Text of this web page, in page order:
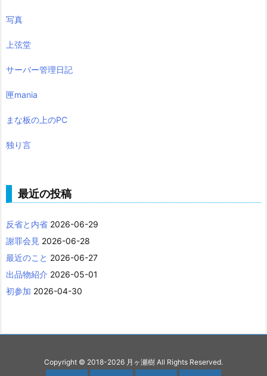
写真
上弦堂
サーバー管理日記
匣mania
まな板の上のPC
独り言
最近の投稿
反省と内省 2026-06-29
謝罪会見 2026-06-28
最近のこと 2026-06-27
出品物紹介 2026-05-01
初参加 2026-04-30
Copyright © 2018-2026 月ヶ瀬樹 All Rights Reserved.